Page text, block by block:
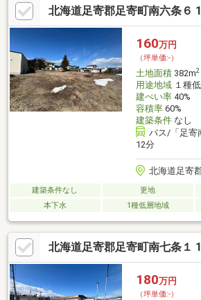
北海道足寄郡足寄町南六条６
160万円
（坪単価:-）
土地面積382m2
用途地域１種
建ぺい率40%
容積率60%
建築条件なし
バス/「足寄
12分
北海道足寄
建築条件なし 更地
本下水
1種低層地域
北海道足寄郡足寄町南七条１
180万円
（坪単価:-）